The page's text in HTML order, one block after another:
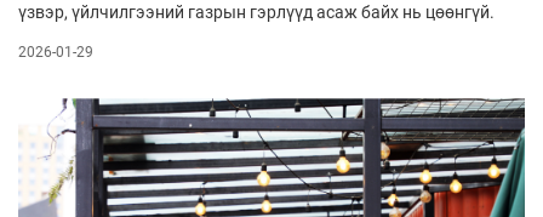
үзвэр, үйлчилгээний газрын гэрлүүд асаж байх нь цөөнгүй.
2026-01-29